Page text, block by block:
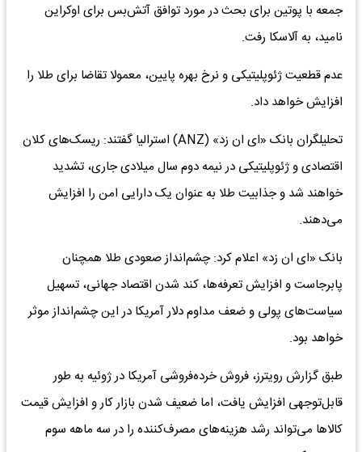
جمعه با پوتین برای بحث در مورد توافق آتش‌بس برای اوکراین
نامید، به آلاسکا رفت.
عدم قطعیت ژئوپلیتیکی و نرخ بهره پایین، معمولا تقاضا برای طلا را
افزایش خواهد داد.
تحلیلگران بانک «ای ان زد» (ANZ) استرالیا گفتند: ریسک‌های کلان
اقتصادی و ژئوپلیتیکی در نیمه دوم سال میلادی جاری، تشدید
خواهند شد و جذابیت طلا به عنوان یک دارایی امن را افزایش
می‌دهند.
بانک «ای ان زد» اعلام کرد: چشم‌انداز صعودی طلا همچنان
پابرجاست و افزایش تعرفه‌ها، کند شدن اقتصاد جهانی، تسهیل
سیاست‌های پولی و ضعف مداوم دلار آمریکا در این چشم‌انداز موثر
خواهد بود.
طبق گزارش رویترز، فروش خرده‌فروشی آمریکا در ژوئیه به طور
قابل‌توجهی افزایش یافت، اما ضعیف شدن بازار کار و افزایش قیمت
کالاها می‌تواند رشد هزینه‌های مصرف‌کننده را در سه ماهه سوم